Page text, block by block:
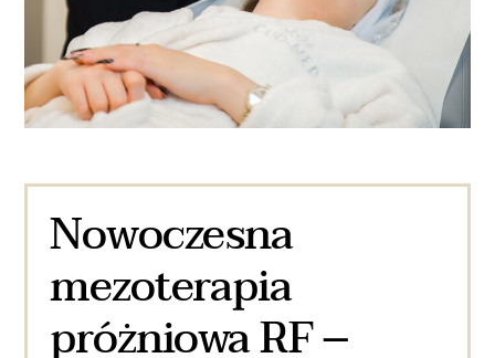
Nowoczesna
mezoterapia
próżniowa RF –